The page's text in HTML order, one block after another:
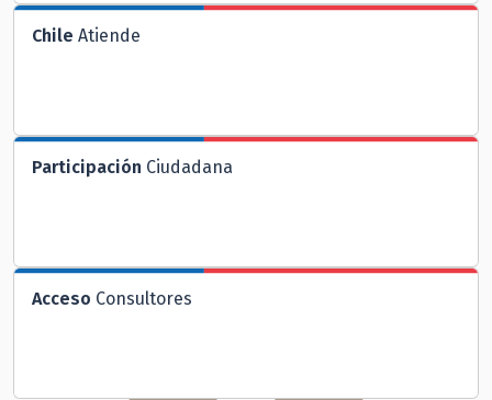
Chile Atiende
Participación Ciudadana
Acceso Consultores